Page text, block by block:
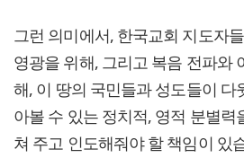
그런 의미에서, 한국교회 지도자
영광을 위해, 그리고 복음 전파와
해, 이 땅의 국민들과 성도들이 다
아볼 수 있는 정치적, 영적 분별력
쳐 주고 인도해줘야 할 책임이 있